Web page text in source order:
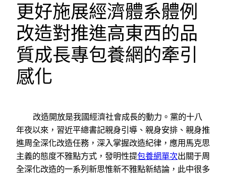
更好施展經濟體系體例
改造對推進高東西的品
質成長專包養網的牽引
感化
改造開放是我國經濟社會成長的動力。黨的十八
年夜以來，習近平總書記親身引導、親身安排、親身推
進周全深化改造任務，深入掌握改造紀律，應用馬克思
主義的態度不雅點方式，發明性提包養網單次出關于周
全深化改造的一系列新思惟新不雅點新結論，此中很多